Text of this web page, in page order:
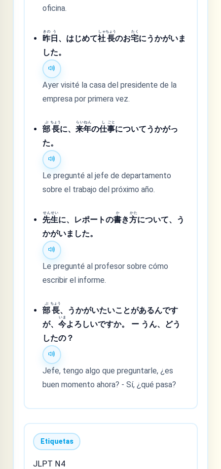
oficina.
昨
きの
日
う
、はじめて社
しゃ
長
ちょう
のお宅
たく
にうかがいま
した。
Ayer visité la casa del presidente de la
empresa por primera vez.
部
ぶ
長
ちょう
に、来
らい
年
ねん
の仕
し
事
ごと
についてうかがっ
た。
Le pregunté al jefe de departamento
sobre el trabajo del próximo año.
先
せん
生
せい
に、レポートの書
か
き方
かた
について、う
かがいました。
Le pregunté al profesor sobre cómo
escribir el informe.
部
ぶ
長
ちょう
、うかがいたいことがあるんです
が、今
いま
よろしいですか。 ー うん、どう
したの？
Jefe, tengo algo que preguntarle, ¿es
buen momento ahora? - Sí, ¿qué pasa?
Etiquetas
JLPT N4